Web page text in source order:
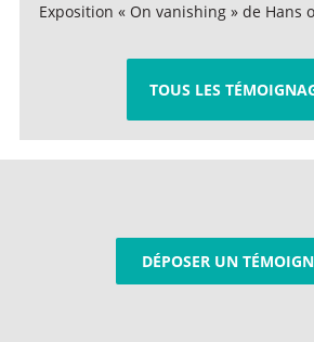
Exposition « On vanishing » de Hans
TOUS LES
DÉPOSER UN